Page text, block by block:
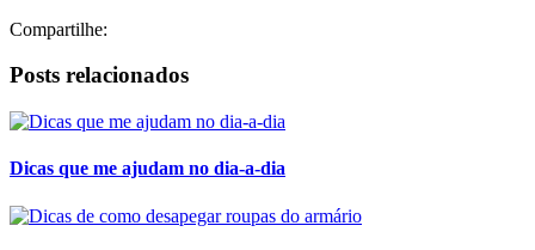
Compartilhe:
Posts relacionados
Dicas que me ajudam no dia-a-dia